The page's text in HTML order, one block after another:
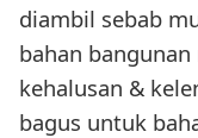
diambil sebab
bahan
kehalusan &
bagus untuk